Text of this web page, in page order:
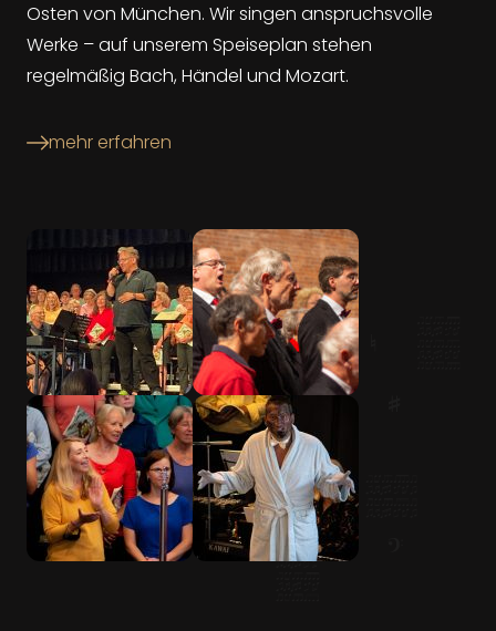
Osten von München. Wir singen anspruchsvolle
Werke – auf unserem Speiseplan stehen
regelmäßig Bach, Händel und Mozart.
mehr erfahren